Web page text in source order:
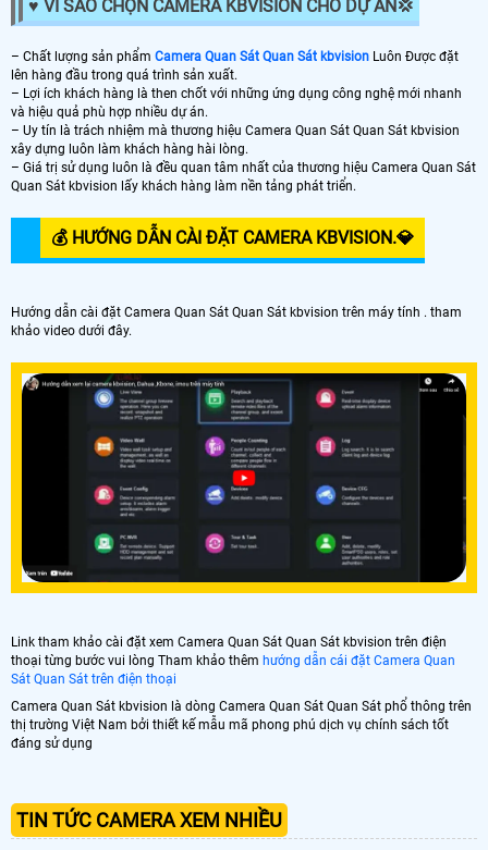
♥️ VÌ SAO CHỌN CAMERA KBVISION CHO DỰ ÁN️💢
– Chất lượng sản phẩm Camera Quan Sát Quan Sát kbvision Luôn Được đặt
lên hàng đầu trong quá trình sản xuất.
– Lợi ích khách hàng là then chốt với những ứng dụng công nghệ mới nhanh
và hiệu quả phù hợp nhiều dự án.
– Uy tín là trách nhiệm mà thương hiệu Camera Quan Sát Quan Sát kbvision
xây dựng luôn làm khách hàng hài lòng.
– Giá trị sử dụng luôn là đều quan tâm nhất của thương hiệu Camera Quan Sát
Quan Sát kbvision lấy khách hàng làm nền tảng phát triển.
💰 HƯỚNG DẪN CÀI ĐẶT CAMERA KBVISION.️💎
Hướng dẫn cài đặt Camera Quan Sát Quan Sát kbvision trên máy tính . tham
khảo video dưới đây.
Link tham khảo cài đặt xem Camera Quan Sát Quan Sát kbvision trên điện
thoại từng bước vui lòng Tham khảo thêm hướng dẫn cái đặt Camera Quan
Sát Quan Sát trên điện thoại
Camera Quan Sát kbvision là dòng Camera Quan Sát Quan Sát phổ thông trên
thị trường Việt Nam bởi thiết kế mẫu mã phong phú dịch vụ chính sách tốt
đáng sử dụng
TIN TỨC CAMERA XEM NHIỀU